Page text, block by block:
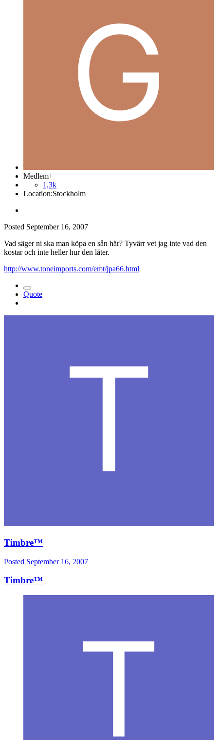
Medlem+
1,3k
Location:Stockholm
Posted September 16, 2007
Vad säger ni ska man köpa en sån här? Tyvärr vet jag inte vad den
kostar och inte heller hur den låter.
http://www.toneimports.com/emt/jpa66.html
Quote
Timbre™
Posted September 16, 2007
Timbre™